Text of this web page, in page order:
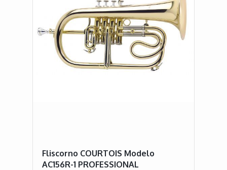
Fliscorno COURTOIS Modelo
AC156R-1 PROFESSIONAL